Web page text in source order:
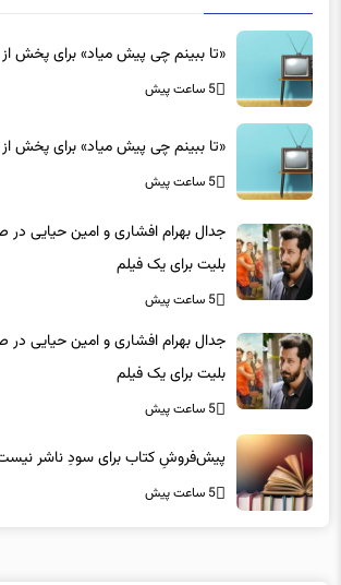
«تا ببینم چی پیش میاد» برای پخش از
5 ساعت پیش
«تا ببینم چی پیش میاد» برای پخش از
5 ساعت پیش
بلیت برای یک فیلم
5 ساعت پیش
بلیت برای یک فیلم
5 ساعت پیش
پیش‌فروشِ کتاب برای سودِ ناشر
5 ساعت پیش